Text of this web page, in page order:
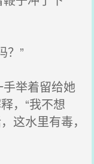
？”
举着留给她
，“我不想
这水里有毒，